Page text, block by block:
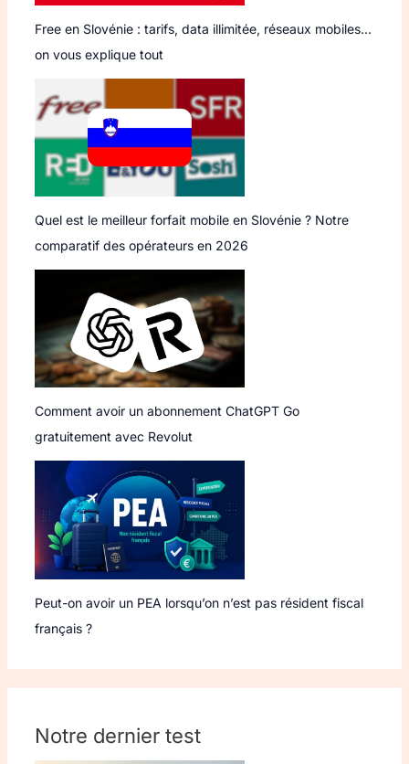
Free en Slovénie : tarifs, data illimitée, réseaux mobiles…
on vous explique tout
Quel est le meilleur forfait mobile en Slovénie ? Notre
comparatif des opérateurs en 2026
Comment avoir un abonnement ChatGPT Go
gratuitement avec Revolut
Peut-on avoir un PEA lorsqu’on n’est pas résident fiscal
français ?
Notre dernier test